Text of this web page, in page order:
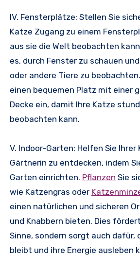
IV. Fensterplätze: Stellen Sie
Katze Zugang zu einem
aus sie die Welt beobachten
es, durch Fenster zu schauen
oder andere Tiere zu
einen bequemen Platz mit einer
Decke ein, damit Ihre Katze
beobachten kann.
V. Indoor-Garten: Helfen Sie Ihrer
Gärtnerin zu entdecken, indem
Garten einrichten. Pflanzen Sie
wie Katzengras oder
einen natürlichen und sicheren
und Knabbern bieten. Dies
Sinne, sondern sorgt auch dafür,
bleibt und ihre Energie ausleben